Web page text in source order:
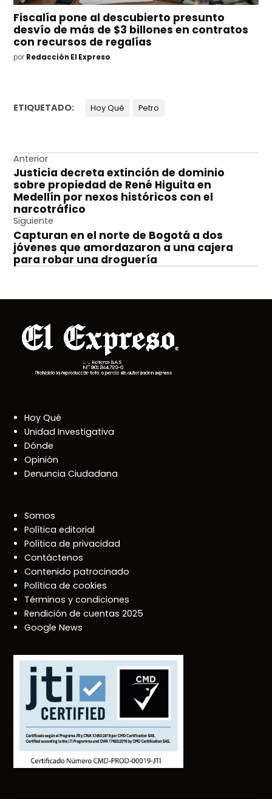
Fiscalía pone al descubierto presunto
desvío de más de $3 billones en contratos
con recursos de regalías
por Redacción El Expreso
ETIQUETADO: Hoy Qué Petro
Navegación
de
entradas
Anterior
Justicia decreta extinción de dominio
sobre propiedad de René Higuita en
Medellín por nexos históricos con el
narcotráfico
Siguiente
Capturan en el norte de Bogotá a dos
jóvenes que amordazaron a una cajera
para robar una droguería
Hoy Qué
Unidad Investigativa
Dónde
Opinión
Denuncia Ciudadana
Somos
Política editorial
Política de privacidad
Contáctenos
Contenido patrocinado
Política de cookies
Términos y condiciones
Rendición de cuentas 2025
Google News